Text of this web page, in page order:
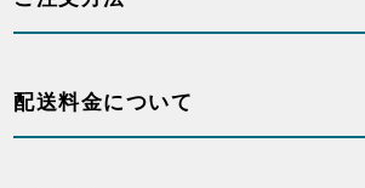
配送料金について